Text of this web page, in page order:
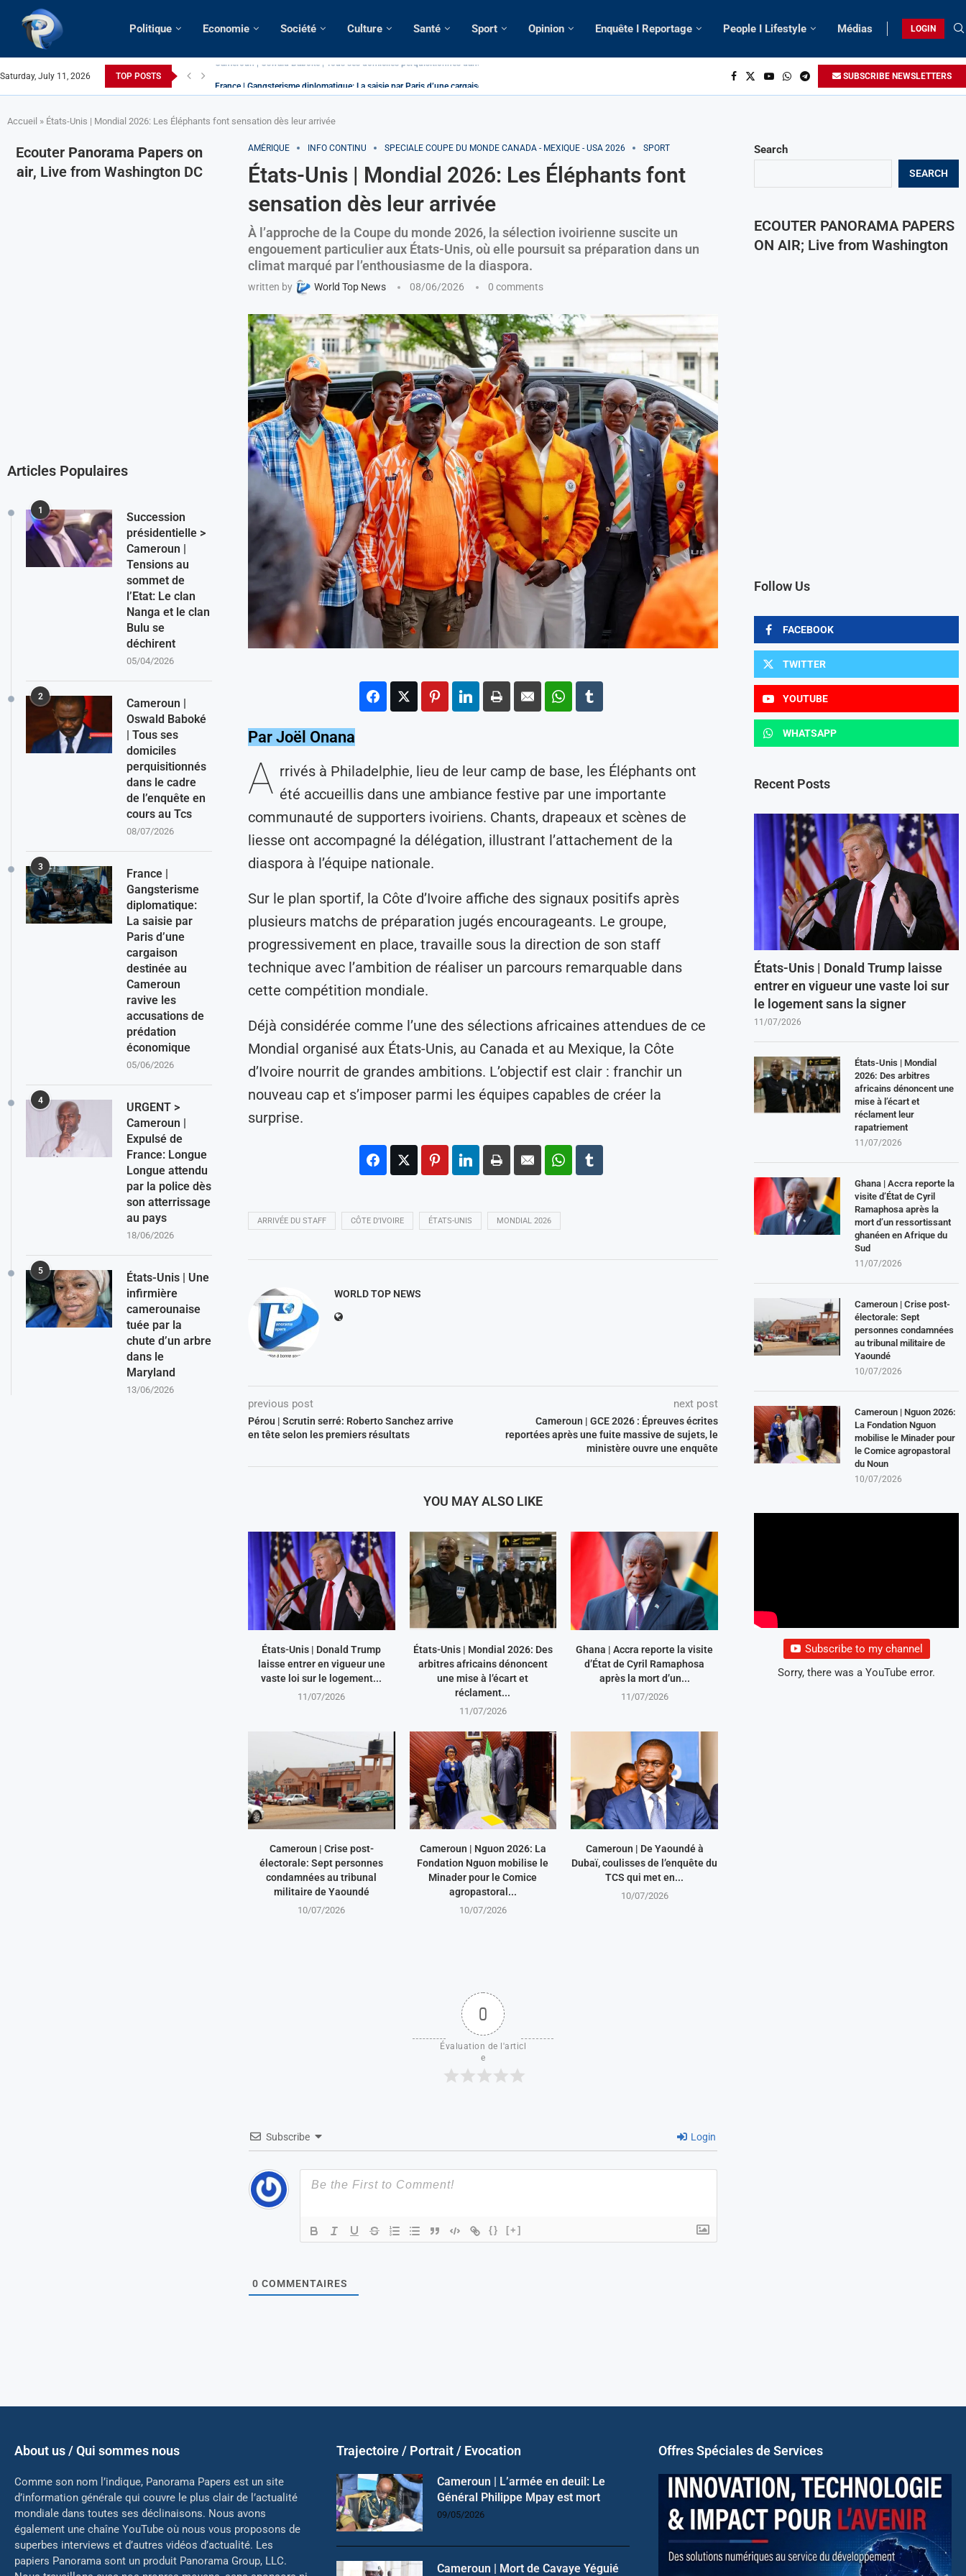
Politique Economie Société Culture Santé Sport Opinion Enquête I Reportage People I Lifestyle Médias LOGIN
Saturday, July 11, 2026 TOP POSTS SUBSCRIBE NEWSLETTERS
Accueil » États-Unis | Mondial 2026: Les Éléphants font sensation dès leur arrivée
AMÉRIQUE INFO CONTINU SPECIALE COUPE DU MONDE CANADA - MEXIQUE - USA 2026 SPORT
États-Unis | Mondial 2026: Les Éléphants font
sensation dès leur arrivée
À l’approche de la Coupe du monde 2026, la sélection ivoirienne suscite un
engouement particulier aux États-Unis, où elle poursuit sa préparation dans un
climat marqué par l’enthousiasme de la diaspora.
written by World Top News 08/06/2026 0 comments
Par Joël Onana
A rrivés à Philadelphie, lieu de leur camp de base, les Éléphants ont
été accueillis dans une ambiance festive par une importante
communauté de supporters ivoiriens. Chants, drapeaux et scènes de
liesse ont accompagné la délégation, illustrant l’attachement de la
diaspora à l’équipe nationale.
Sur le plan sportif, la Côte d’Ivoire affiche des signaux positifs après
plusieurs matchs de préparation jugés encourageants. Le groupe,
progressivement en place, travaille sous la direction de son staff
technique avec l’ambition de réaliser un parcours remarquable dans
cette compétition mondiale.
Déjà considérée comme l’une des sélections africaines attendues de ce
Mondial organisé aux États-Unis, au Canada et au Mexique, la Côte
d’Ivoire nourrit de grandes ambitions. L’objectif est clair : franchir un
nouveau cap et s’imposer parmi les équipes capables de créer la
surprise.
ARRIVÉE DU STAFF CÔTE D’IVOIRE ÉTATS-UNIS MONDIAL 2026
WORLD TOP NEWS
previous post
Pérou | Scrutin serré: Roberto Sanchez arrive
en tête selon les premiers résultats
next post
Cameroun | GCE 2026 : Épreuves écrites
reportées après une fuite massive de sujets, le
ministère ouvre une enquête
YOU MAY ALSO LIKE
États-Unis | Donald Trump
laisse entrer en vigueur une
vaste loi sur le logement...
11/07/2026
États-Unis | Mondial 2026: Des
arbitres africains dénoncent
une mise à l’écart et
réclament...
11/07/2026
Ghana | Accra reporte la visite
d’État de Cyril Ramaphosa
après la mort d’un...
11/07/2026
Cameroun | Crise post-
électorale: Sept personnes
condamnées au tribunal
militaire de Yaoundé
10/07/2026
Cameroun | Nguon 2026: La
Fondation Nguon mobilise le
Minader pour le Comice
agropastoral...
10/07/2026
Cameroun | De Yaoundé à
Dubaï, coulisses de l’enquête du
TCS qui met en...
10/07/2026
0
Évaluation de l'articl
e
Subscribe Login
{} [+]
0 COMMENTAIRES
Search
SEARCH
ECOUTER PANORAMA PAPERS
ON AIR; Live from Washington
Follow Us
FACEBOOK
TWITTER
YOUTUBE
WHATSAPP
Recent Posts
États-Unis | Donald Trump laisse
entrer en vigueur une vaste loi sur
le logement sans la signer
11/07/2026
États-Unis | Mondial
2026: Des arbitres
africains dénoncent une
mise à l’écart et
réclament leur
rapatriement
11/07/2026
Ghana | Accra reporte la
visite d’État de Cyril
Ramaphosa après la
mort d’un ressortissant
ghanéen en Afrique du
Sud
11/07/2026
Cameroun | Crise post-
électorale: Sept
personnes condamnées
au tribunal militaire de
Yaoundé
10/07/2026
Cameroun | Nguon 2026:
La Fondation Nguon
mobilise le Minader pour
le Comice agropastoral
du Noun
10/07/2026
Subscribe to my channel
Sorry, there was a YouTube error.
Ecouter Panorama Papers on
air, Live from Washington DC
Articles Populaires
1
Succession
présidentielle >
Cameroun |
Tensions au
sommet de
l’Etat: Le clan
Nanga et le clan
Bulu se
déchirent
05/04/2026
2
Cameroun |
Oswald Baboké
| Tous ses
domiciles
perquisitionnés
dans le cadre
de l’enquête en
cours au Tcs
08/07/2026
3
France |
Gangsterisme
diplomatique:
La saisie par
Paris d’une
cargaison
destinée au
Cameroun
ravive les
accusations de
prédation
économique
05/06/2026
4
URGENT >
Cameroun |
Expulsé de
France: Longue
Longue attendu
par la police dès
son atterrissage
au pays
18/06/2026
5
États-Unis | Une
infirmière
camerounaise
tuée par la
chute d’un arbre
dans le
Maryland
13/06/2026
About us / Qui sommes nous
Comme son nom l’indique, Panorama Papers est un site
d’information générale qui couvre le plus clair de l’actualité
mondiale dans toutes ses déclinaisons. Nous avons
également une chaîne YouTube où nous vous proposons de
superbes interviews et d’autres vidéos d’actualité. Les
papiers Panorama sont un produit Panorama Group, LLC.
Trajectoire / Portrait / Evocation
Cameroun | L’armée en deuil: Le
Général Philippe Mpay est mort
09/05/2026
Cameroun | Mort de Cavaye Yéguié
Offres Spéciales de Services